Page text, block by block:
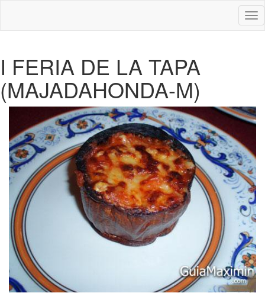
I FERIA DE LA TAPA
(MAJADAHONDA-M)